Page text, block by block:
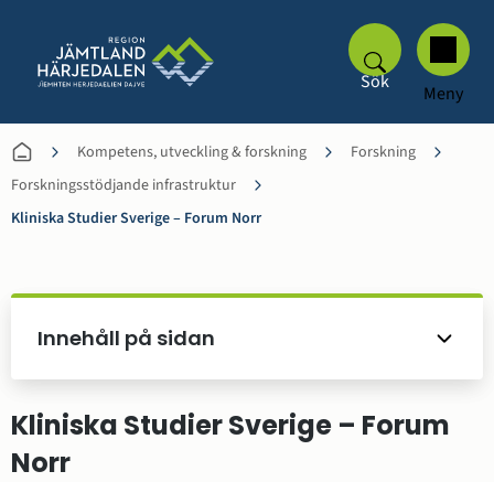
Sök Meny
Kompetens, utveckling & forskning
Forskning
Forskningsstödjande infrastruktur
Kliniska Studier Sverige – Forum Norr
Innehåll på sidan
Kliniska Studier Sverige – Forum
Norr